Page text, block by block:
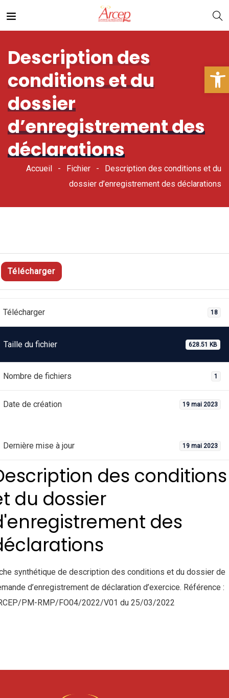
Description des
conditions et du
dossier
d’enregistrement des
déclarations
Accueil Fichier
Description des conditions et du
dossier d’enregistrement des déclarations
Télécharger
Télécharger 18
Taille du fichier 628.51 KB
Nombre de fichiers 1
Date de création 19 mai 2023
Dernière mise à jour 19 mai 2023
des conditions
du dossier
des
synthétique de description des conditions et du dossier de
d’enregistrement de déclaration d’exercice. Référence :
PM-RMP/FO04/2022/V01 du 25/03/2022